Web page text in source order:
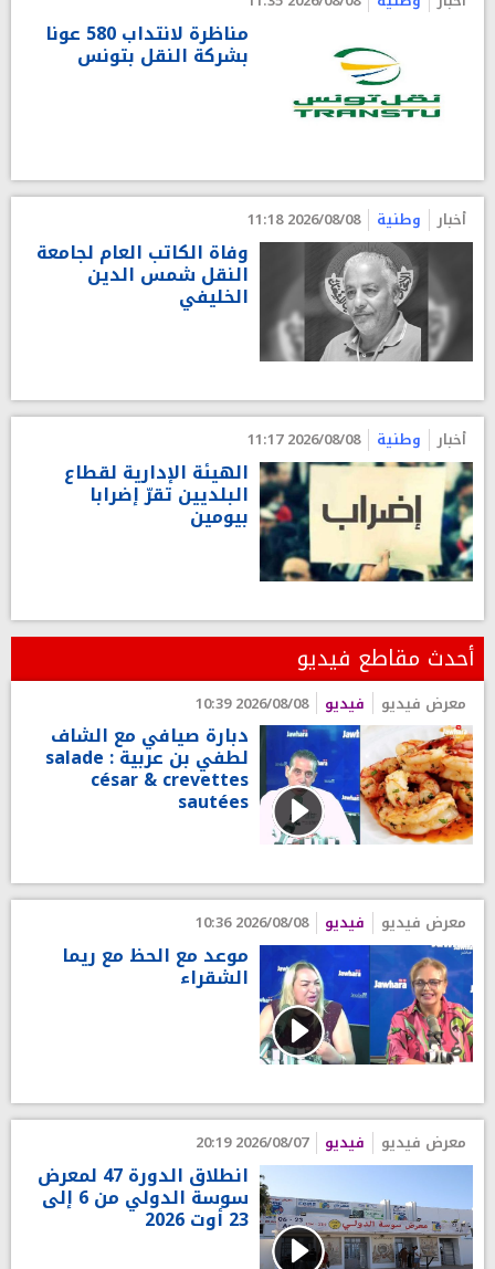
مناظرة لانتداب 580 عونا
بشركة النقل بتونس
أخبار وطنية 2026/08/08 11:18
وفاة الكاتب العام لجامعة
النقل شمس الدين
الخليفي
أخبار وطنية 2026/08/08 11:17
الهيئة الإدارية لقطاع
البلديين تقرّ إضرابا
بيومين
أحدث مقاطع فيديو
معرض فيديو فيديو 2026/08/08 10:39
دبارة صيافي مع الشاف
لطفي بن عربية : salade
césar & crevettes
sautées
معرض فيديو فيديو 2026/08/08 10:36
موعد مع الحظ مع ريما
الشقراء
معرض فيديو فيديو 2026/08/07 20:19
انطلاق الدورة 47 لمعرض
سوسة الدولي من 6 إلى
23 أوت 2026